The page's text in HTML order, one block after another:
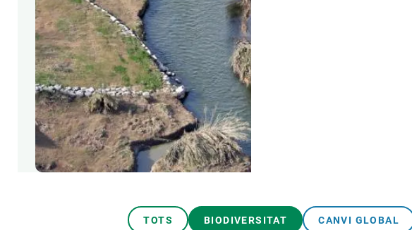
TOTS BIODIVERSITAT CANVI GLOBAL